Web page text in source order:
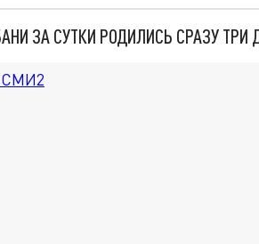
ЗА СУТКИ РОДИЛИСЬ СРАЗУ ТРИ
СМИ2